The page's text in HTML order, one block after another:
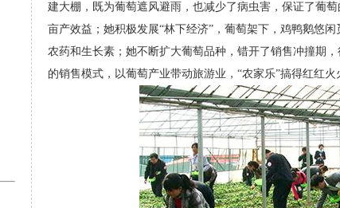
建大棚，既为葡萄遮风避雨，也减少了病虫害，保证了葡
亩产效益；她积极发展“林下经济”，葡萄架下，鸡鸭鹅悠
农药和生长素；她不断扩大葡萄品种，错开了销售冲撞期，
的销售模式，以葡萄产业带动旅游业，“农家乐”搞得红红火